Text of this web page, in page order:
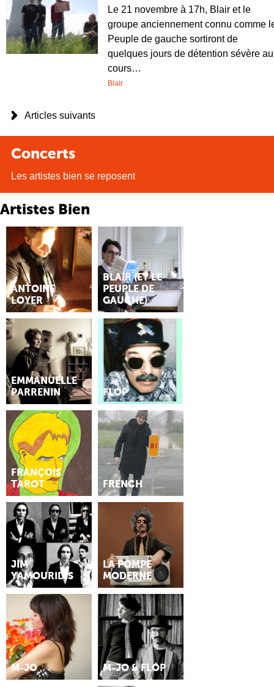
Le 21 novembre à 17h, Blair et le
groupe anciennement connu comme
Peuple de gauche sortiront de
quelques jours de détention sévère au
cours…
Blair
Articles suivants
Concerts
Les artistes bien se reposent
Artistes Bien
ANTOINE
LOYER
BLAIR (ET LE
PEUPLE DE
GAUCHE)
EMMANUELLE
PARRENIN
FLÓP
FRANÇOIS
TAROT
FRENCH
JIM
YAMOURIDIS
LA POMPE
MODERNE
M-JO M-JO & FLÓP